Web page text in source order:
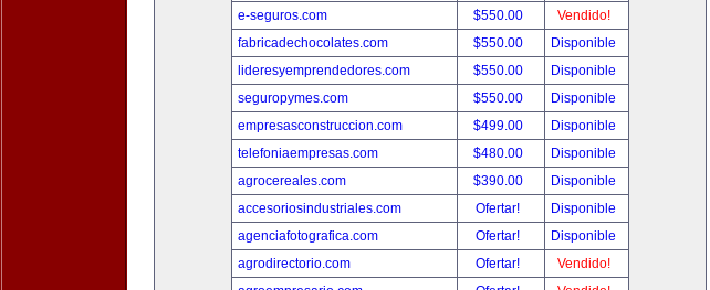
e-seguros.com
$550.00
Vendido!
fabricadechocolates.com
$550.00
Disponible
lideresyemprendedores.com
$550.00
Disponible
seguropymes.com
$550.00
Disponible
empresasconstruccion.com
$499.00
Disponible
telefoniaempresas.com
$480.00
Disponible
agrocereales.com
$390.00
Disponible
accesoriosindustriales.com
Ofertar!
Disponible
agenciafotografica.com
Ofertar!
Disponible
agrodirectorio.com
Ofertar!
Vendido!